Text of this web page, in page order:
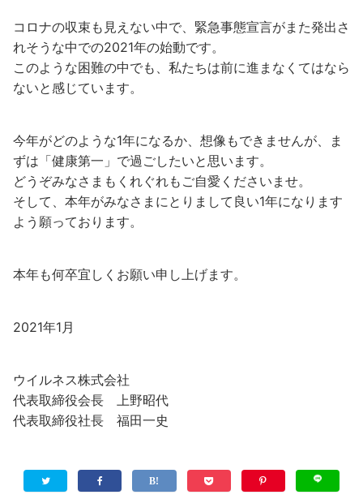
コロナの収束も見えない中で、緊急事態宣言がまた発出さ
れそうな中での2021年の始動です。
このような困難の中でも、私たちは前に進まなくてはなら
ないと感じています。
今年がどのような1年になるか、想像もできませんが、ま
ずは「健康第一」で過ごしたいと思います。
どうぞみなさまもくれぐれもご自愛くださいませ。
そして、本年がみなさまにとりまして良い1年になります
よう願っております。
本年も何卒宜しくお願い申し上げます。
2021年1月
ウイルネス株式会社
代表取締役会長 上野昭代
代表取締役社長 福田一史